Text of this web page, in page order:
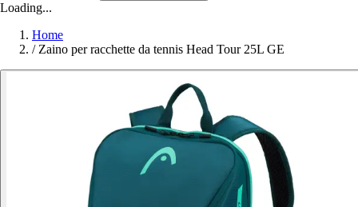
Loading...
Home
/ Zaino per racchette da tennis Head Tour 25L GE